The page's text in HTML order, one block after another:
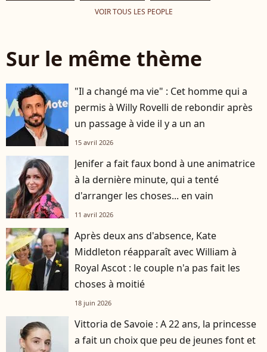
VOIR TOUS LES PEOPLE
Sur le même thème
"Il a changé ma vie" : Cet homme qui a
permis à Willy Rovelli de rebondir après
un passage à vide il y a un an
15 avril 2026
Jenifer a fait faux bond à une animatrice
à la dernière minute, qui a tenté
d'arranger les choses... en vain
11 avril 2026
Après deux ans d'absence, Kate
Middleton réapparaît avec William à
Royal Ascot : le couple n'a pas fait les
choses à moitié
18 juin 2026
Vittoria de Savoie : A 22 ans, la princesse
a fait un choix que peu de jeunes font et